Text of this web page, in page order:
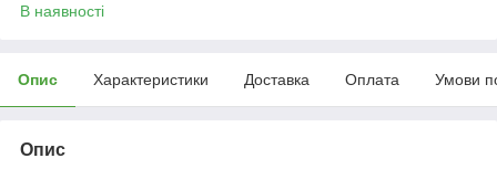
В наявності
Опис Характеристики Доставка Оплата Умови
Опис